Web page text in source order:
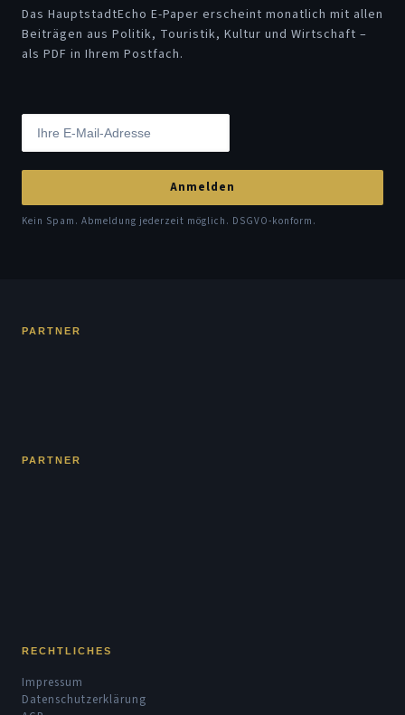
Das HauptstadtEcho E-Paper erscheint monatlich mit allen
Beiträgen aus Politik, Touristik, Kultur und Wirtschaft –
als PDF in Ihrem Postfach.
Anmelden
Kein Spam. Abmeldung jederzeit möglich. DSGVO-konform.
PARTNER
PARTNER
RECHTLICHES
Impressum
Datenschutzerklärung